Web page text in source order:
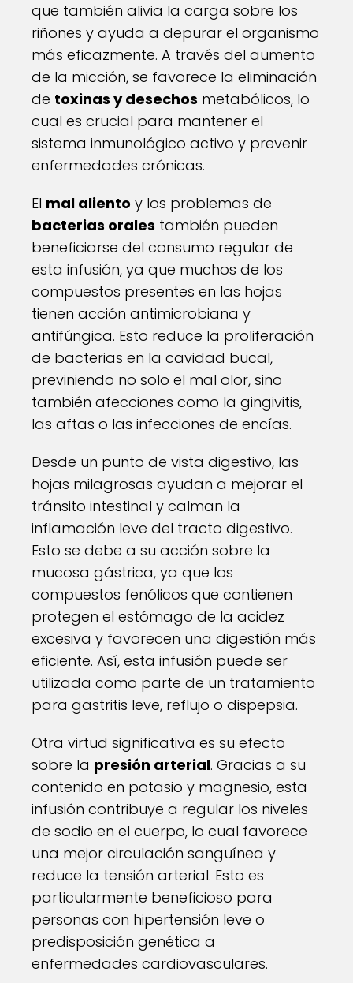
que también alivia la carga sobre los
riñones y ayuda a depurar el organismo
más eficazmente. A través del aumento
de la micción, se favorece la eliminación
de toxinas y desechos metabólicos, lo
cual es crucial para mantener el
sistema inmunológico activo y prevenir
enfermedades crónicas.
El mal aliento y los problemas de
bacterias orales también pueden
beneficiarse del consumo regular de
esta infusión, ya que muchos de los
compuestos presentes en las hojas
tienen acción antimicrobiana y
antifúngica. Esto reduce la proliferación
de bacterias en la cavidad bucal,
previniendo no solo el mal olor, sino
también afecciones como la gingivitis,
las aftas o las infecciones de encías.
Desde un punto de vista digestivo, las
hojas milagrosas ayudan a mejorar el
tránsito intestinal y calman la
inflamación leve del tracto digestivo.
Esto se debe a su acción sobre la
mucosa gástrica, ya que los
compuestos fenólicos que contienen
protegen el estómago de la acidez
excesiva y favorecen una digestión más
eficiente. Así, esta infusión puede ser
utilizada como parte de un tratamiento
para gastritis leve, reflujo o dispepsia.
Otra virtud significativa es su efecto
sobre la presión arterial. Gracias a su
contenido en potasio y magnesio, esta
infusión contribuye a regular los niveles
de sodio en el cuerpo, lo cual favorece
una mejor circulación sanguínea y
reduce la tensión arterial. Esto es
particularmente beneficioso para
personas con hipertensión leve o
predisposición genética a
enfermedades cardiovasculares.